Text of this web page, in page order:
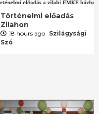
Történelmi előadás
Zilahon
18 hours ago Szilágysági
Szó